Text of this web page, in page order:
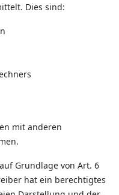
Dies sind:
mit anderen
Grundlage von Art. 6
hat ein berechtigtes